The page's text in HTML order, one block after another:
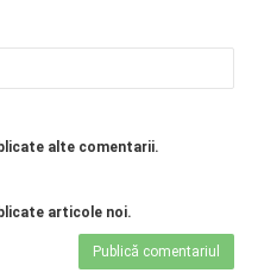
alte comentarii.
articole noi.